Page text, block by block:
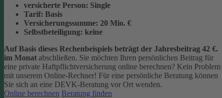
versicherte Person: Single
Tarif: Basis
Versicherungssumme: 20 Mio. €
Selbstbeteiligung: keine
Auf Basis dieses Rechenbeispiels beträgt der Jahresbeitrag 42 €.
im Monat abschließen. Sie möchten Ihren persönlichen Beitrag für
eine private Haftpflichtversicherung online berechnen? Kein Problem
mit unserem Online-Rechner! Für eine persönliche Beratung können
Sie sich an eine DEVK-Beratung vor Ort wenden.
Online berechnen Beratung finden